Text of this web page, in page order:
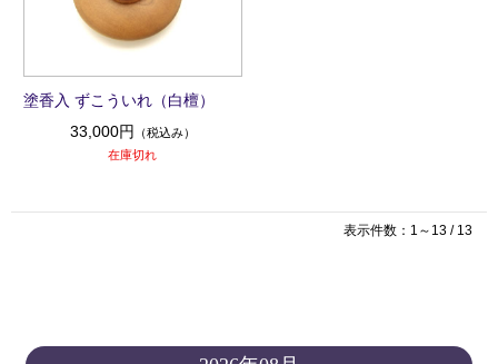
塗香入 ずこういれ（白檀）
33,000円
（税込み）
在庫切れ
表示件数：1～13 / 13